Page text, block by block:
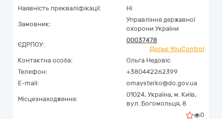
Наявність прекваліфікації:
Ні
Замовник:
Управління державної
охорони України
ЄДРПОУ:
00037478
Досьє YouControl
Контактна особа:
Ольга Недовіс
Телефон:
+380442262399
E-mail:
omaysterko@do.gov.ua
Місцезнаходження:
01024, Україна, м. Київ,
вул. Богомольця, 8
0